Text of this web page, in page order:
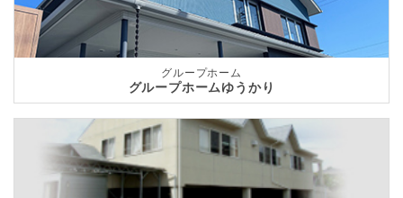
グループホーム
グループホームゆうかり